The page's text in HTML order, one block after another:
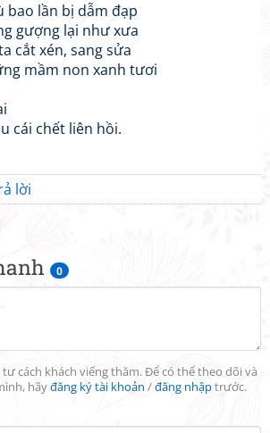
0
cách khách viếng thăm. Để có thể theo dõi và
hãyđăng ký tài khoản /đăng nhậptrước.
bao lần bị dẫm đạp
gượng lại như xưa
cắt xén, sang sửa
mầm non xanh tươi
cái chết liên hồi.
lời